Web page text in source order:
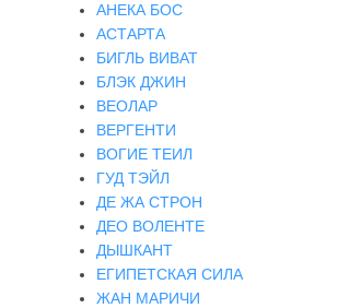
АНЕКА БОС
АСТАРТА
БИГЛЬ ВИВАТ
БЛЭК ДЖИН
ВЕОЛАР
ВЕРГЕНТИ
ВОГИЕ ТЕИЛ
ГУД ТЭЙЛ
ДЕ ЖА СТРОН
ДЕО ВОЛЕНТЕ
ДЫШКАНТ
ЕГИПЕТСКАЯ СИЛА
ЖАН МАРИЧИ